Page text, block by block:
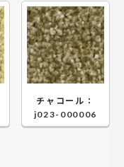
チャコール：
j023-000006